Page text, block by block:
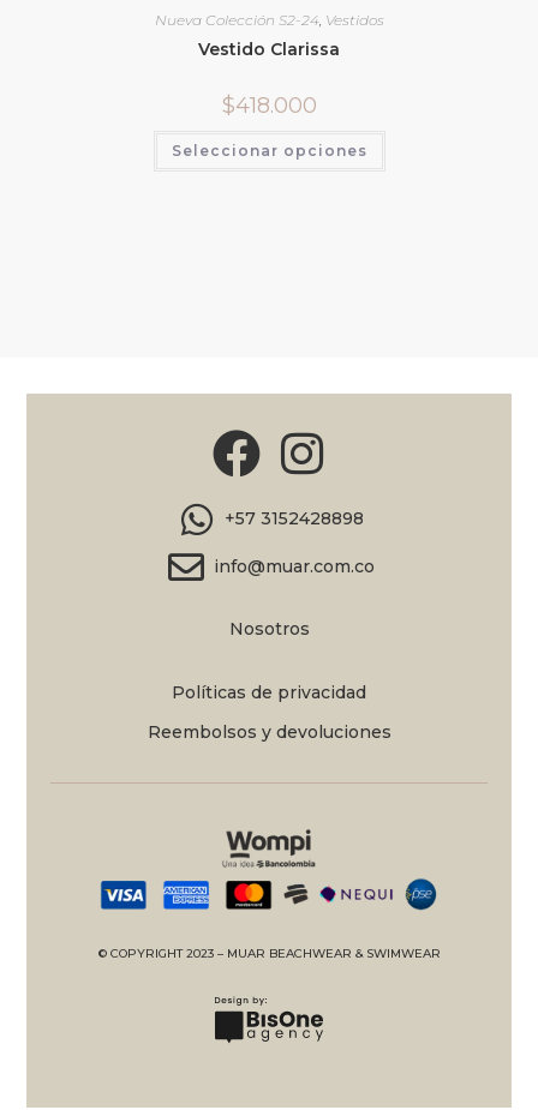
Nueva Colección S2-24, Vestidos
Vestido Clarissa
$418.000
Seleccionar opciones
+57 3152428898
info@muar.com.co
Nosotros
Políticas de privacidad
Reembolsos y devoluciones
© COPYRIGHT 2023 – MUAR BEACHWEAR & SWIMWEAR